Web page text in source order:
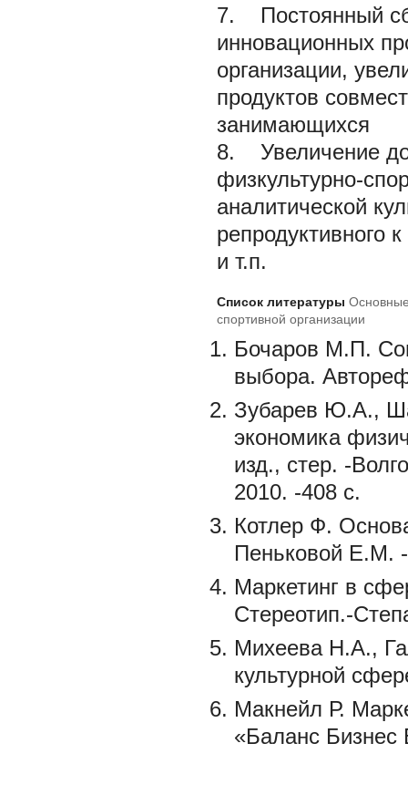
7. Постоянный
инновационных
организации,
продуктов
занимающихся
8. Увеличение
физкультурно-
аналитической
репродуктивного
и т.п.
Список литературы
спортивной организации
Бочаров М.П.
выбора.
Зубарев Ю.А.,
экономика
изд., стер. -
2010. -408 с.
Котлер Ф.
Пеньковой Е.М.
Маркетинг в
Стереотип.-
Михеева Н.А.,
культурной
Макнейл Р.
«Баланс Бизнес